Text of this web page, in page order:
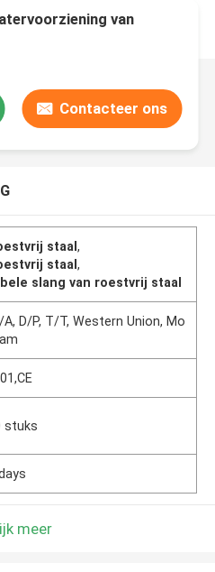
van
Contacteer ons
staal,
staal,
slang van roestvrij staal
A, D/P, T/T, Western Union, Mo
stuks
meer